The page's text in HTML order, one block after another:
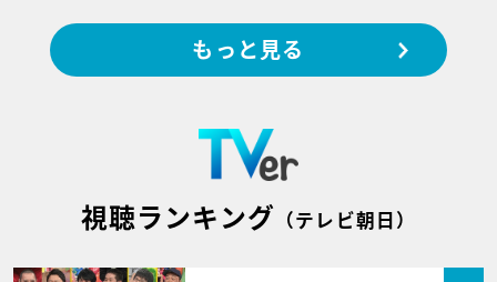
もっと見る
視聴ランキング （テレビ朝日）